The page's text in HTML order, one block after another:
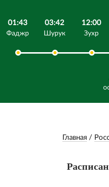
01:43
Фаджр
03:42
Шурук
12:00
Зухр
Главная /